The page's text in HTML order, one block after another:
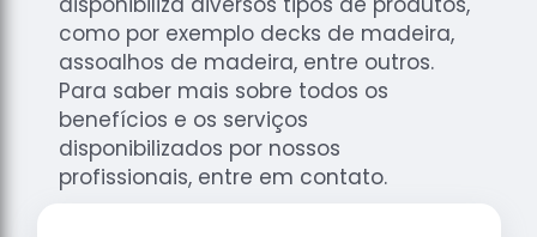
como por exemplo decks de madeira,
assoalhos de madeira, entre outros.
Para saber mais sobre todos os
benefícios e os serviços
disponibilizados por nossos
profissionais, entre em contato.